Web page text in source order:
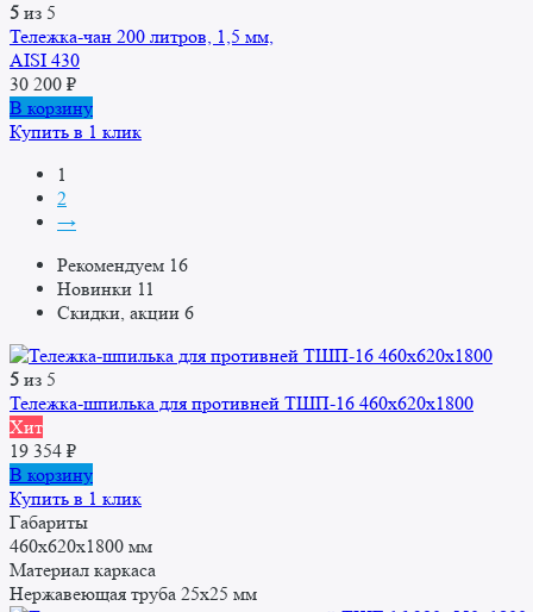
5 из 5
Тележка-чан 200 литров, 1,5 мм,
AISI 430
30 200 ₽
В корзину
Купить в 1 клик
1
2
→
Рекомендуем 16
Новинки 11
Скидки, акции 6
5 из 5
Тележка-шпилька для противней ТШП-16 460x620x1800
Хит
19 354 ₽
В корзину
Купить в 1 клик
Габариты
460x620x1800 мм
Материал каркаса
Нержавеющая труба 25x25 мм